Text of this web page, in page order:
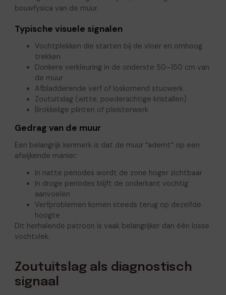
bouwfysica van de muur.
Typische visuele signalen
Vochtplekken die starten bij de vloer en omhoog
trekken
Donkere verkleuring in de onderste 50–150 cm van
de muur
Afbladderende verf of loskomend stucwerk
Zoutuitslag (witte, poederachtige kristallen)
Brokkelige plinten of pleisterwerk
Gedrag van de muur
Een belangrijk kenmerk is dat de muur “ademt” op een
afwijkende manier:
In natte periodes wordt de zone hoger zichtbaar
In droge periodes blijft de onderkant vochtig
aanvoelen
Verfproblemen komen steeds terug op dezelfde
hoogte
Dit herhalende patroon is vaak belangrijker dan één losse
vochtvlek.
Zoutuitslag als diagnostisch
signaal